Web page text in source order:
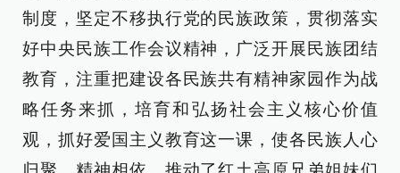
制度，坚定不移执行党的民族政策，贯彻落实
好中央民族工作会议精神，广泛开展民族团结
教育，注重把建设各民族共有精神家园作为战
略任务来抓，培育和弘扬社会主义核心价值
观，抓好爱国主义教育这一课，使各民族人心